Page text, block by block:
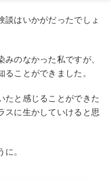
談はいかがだったでしょ
のなかった私ですが、
ことができました。
たと感じることができた
スに生かしていけると思
。